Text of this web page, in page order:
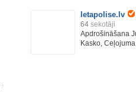
letapolise.lv
64 sekotāji
Apdrošināšana
Kasko,